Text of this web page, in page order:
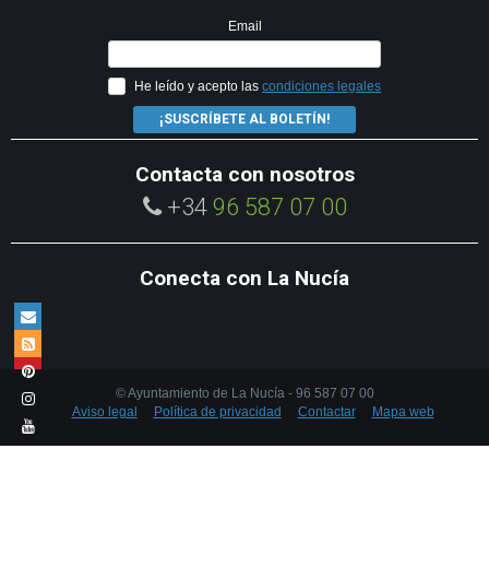
Email
He leído y acepto las condiciones legales
¡SUSCRÍBETE AL BOLETÍN!
Contacta con nosotros
+34 96 587 07 00
Conecta con La Nucía
© Ayuntamiento de La Nucía - 96 587 07 00
Aviso legal
Política de privacidad Contactar Mapa web